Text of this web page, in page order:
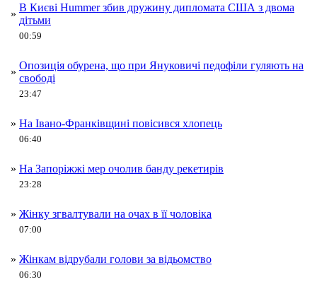
»
В Києві Hummer збив дружину дипломата США з двома
дітьми
00:59
»
Опозиція обурена, що при Януковичі педофіли гуляють на
свободі
23:47
» На Івано-Франківщині повісився хлопець
06:40
» На Запоріжжі мер очолив банду рекетирів
23:28
» Жінку згвалтували на очах в її чоловіка
07:00
» Жінкам відрубали голови за відьомство
06:30